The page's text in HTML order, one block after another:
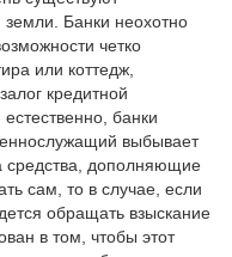
Банки неохотно
четко
или коттедж,
кредитной
банки
выбывает
средства, дополняющие
сам, то в случае, если
обращать взыскание
в том, чтобы этот